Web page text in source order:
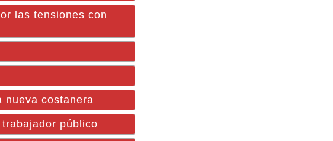
las tensiones con
nueva costanera
público